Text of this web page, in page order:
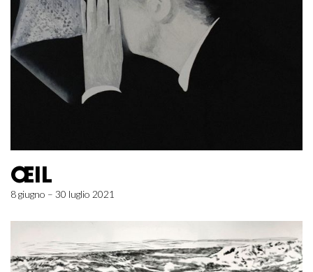
ŒIL
8 giugno – 30 luglio 2021